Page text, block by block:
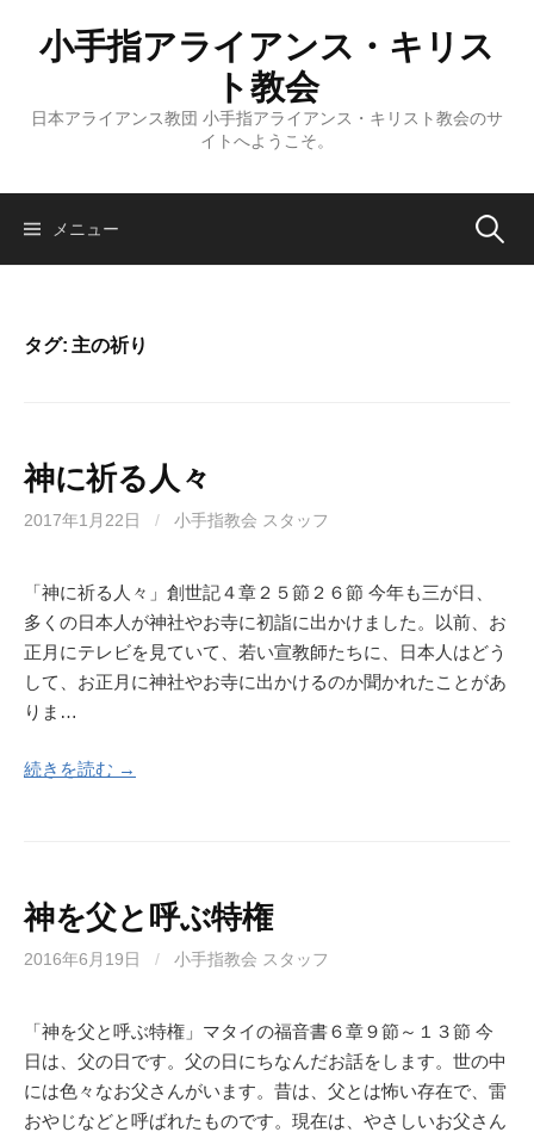
ス
小手指アライアンス・キリス
ト教会
日本アライアンス教団 小手指アライアンス・キリスト教会のサ
イトへようこそ。
メニュー 検
タグ: 主の祈り
神に祈る人々
2017年1月22日 / 小手指教会 スタッフ
「神に祈る人々」創世記４章２５節２６節 今年も三が日、
多くの日本人が神社やお寺に初詣に出かけました。以前、お
正月にテレビを見ていて、若い宣教師たちに、日本人はどう
して、お正月に神社やお寺に出かけるのか聞かれたことがあ
りま…
続きを読む →
神を父と呼ぶ特権
2016年6月19日 / 小手指教会 スタッフ
「神を父と呼ぶ特権」マタイの福音書６章９節～１３節 今
日は、父の日です。父の日にちなんだお話をします。世の中
には色々なお父さんがいます。昔は、父とは怖い存在で、雷
おやじなどと呼ばれたものです。現在は、やさしいお父さん